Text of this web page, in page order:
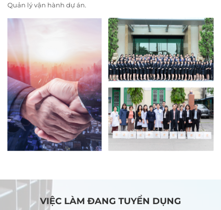
Quản lý vận hành dự án.
VIỆC LÀM ĐANG TUYỂN DỤNG